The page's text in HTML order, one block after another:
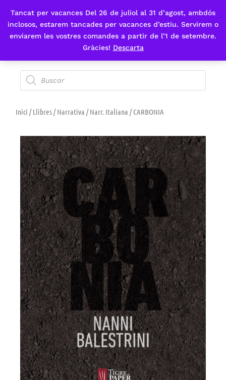
Tancat per vacances Del 26 de juliol al 31 d’agost, ambdós
inclosos, estarem tancades per vacances d’estiu. Servirem o
enviarem les vostres comandes a partir de l’1 de setembre.
Gràcies! Descarta
Fes-te'n sòcia
Inici /Llibres/Narrativa /Narr. Italiana / CARBONIA